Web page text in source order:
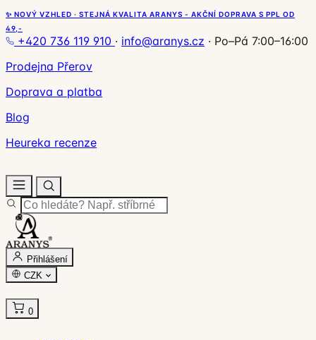
✨ NOVÝ VZHLED · STEJNÁ KVALITA ARANYS - AKČNÍ DOPRAVA S PPL OD
49,-
+420 736 119 910 · info@aranys.cz · Po–Pá 7:00–16:00
Prodejna Přerov
Doprava a platba
Blog
Heureka recenze
Přihlášení
CZK
0